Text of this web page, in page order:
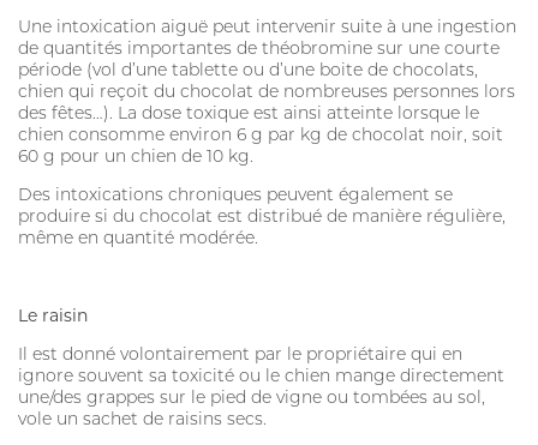
Une intoxication aiguë peut intervenir suite à une ingestion
de quantités importantes de théobromine sur une courte
période (vol d’une tablette ou d’une boite de chocolats,
chien qui reçoit du chocolat de nombreuses personnes lors
des fêtes…). La dose toxique est ainsi atteinte lorsque le
chien consomme environ 6 g par kg de chocolat noir, soit
60 g pour un chien de 10 kg.
Des intoxications chroniques peuvent également se
produire si du chocolat est distribué de manière régulière,
même en quantité modérée.
Le raisin
Il est donné volontairement par le propriétaire qui en
ignore souvent sa toxicité ou le chien mange directement
une/des grappes sur le pied de vigne ou tombées au sol,
vole un sachet de raisins secs.